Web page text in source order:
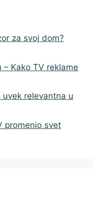
za svoj dom?
Kako TV reklame
uvek relevantna u
promenio svet